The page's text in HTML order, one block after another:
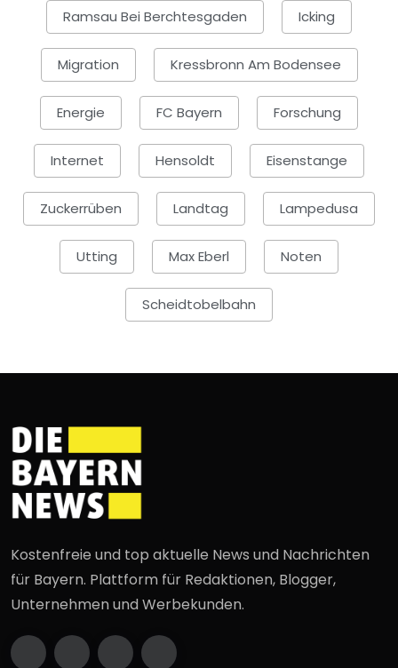
Ramsau Bei Berchtesgaden Icking
Migration Kressbronn Am Bodensee
Energie FC Bayern Forschung
Internet Hensoldt Eisenstange
Zuckerrüben Landtag Lampedusa
Utting Max Eberl Noten
Scheidtobelbahn
Kostenfreie und top aktuelle News und Nachrichten
für Bayern. Plattform für Redaktionen, Blogger,
Unternehmen und Werbekunden.